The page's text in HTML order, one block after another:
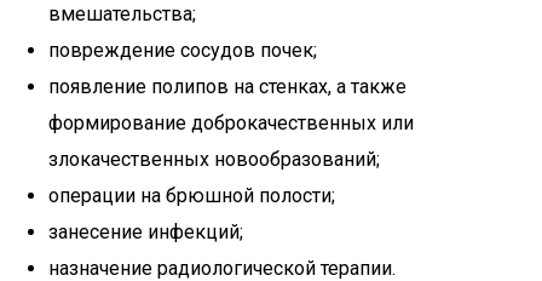
вмешательства;
повреждение сосудов почек;
появление полипов на стенках, а также
формирование доброкачественных или
злокачественных новообразований;
операции на брюшной полости;
занесение инфекций;
назначение радиологической терапии.